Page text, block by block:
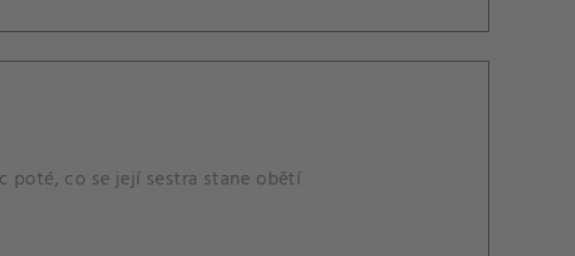
poté, co se její sestra stane obětí